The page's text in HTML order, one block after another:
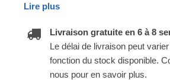
Lire plus
Livraison gratuite en 6 à 8
Le délai de livraison peut
fonction du stock disponible.
nous pour en savoir plus.